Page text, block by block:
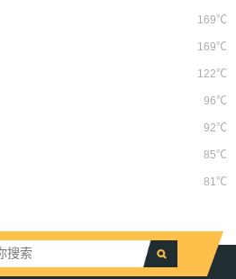
169℃
169℃
122℃
96℃
92℃
85℃
81℃